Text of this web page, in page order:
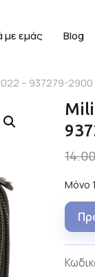
με εμάς Blog
– 937279-2900
14.00
Μόνο